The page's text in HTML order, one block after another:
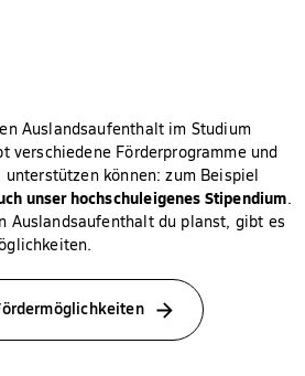
Auslandsaufenthalt im Studium
verschiedene Förderprogramme und
können: zum Beispiel
unser hochschuleigenes Stipendium.
Auslandsaufenthalt du planst, gibt es